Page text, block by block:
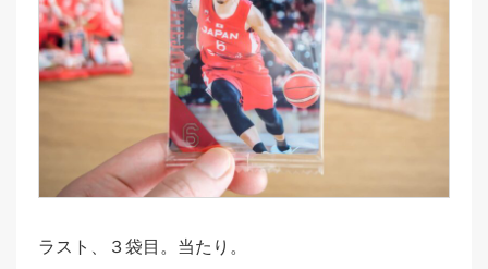
ラスト、３袋目。当たり。